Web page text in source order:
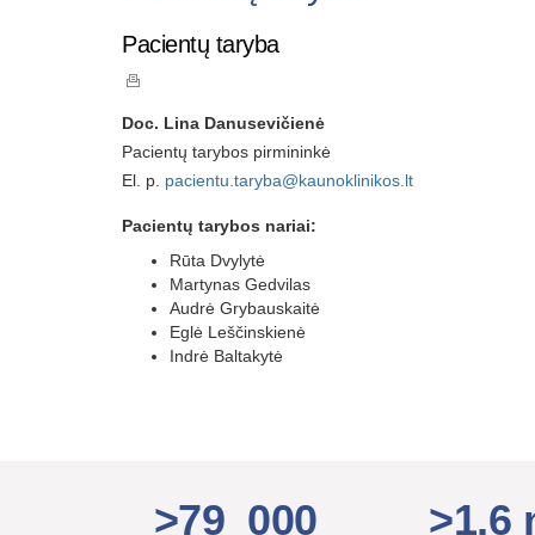
Pacientų taryba
Doc. Lina Danusevičienė
Pacientų tarybos pirmininkė
El. p. pacientu.taryba@kaunoklinikos.lt
Pacientų tarybos nariai:
Rūta Dvylytė
Martynas Gedvilas
Audrė Grybauskaitė
Eglė Leščinskienė
Indrė Baltakytė
>79 000 >1,6